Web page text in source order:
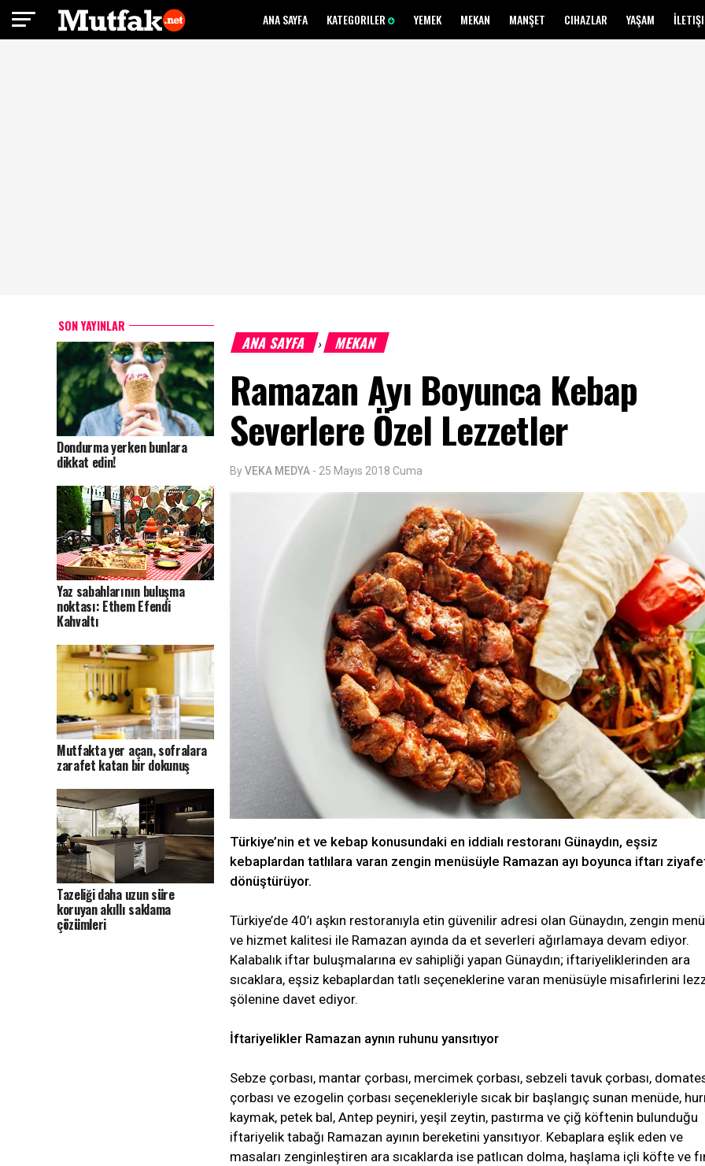
ANA SAYFA KATEGORILER YEMEK MEKAN MANŞET CIHAZLAR YAŞAM
SON YAYINLAR
Dondurma yerken bunlara
dikkat edin!
Yaz sabahlarının buluşma
noktası: Ethem Efendi
Kahvaltı
Mutfakta yer açan, sofralara
zarafet katan bir dokunuş
Tazeliği daha uzun süre
koruyan akıllı saklama
çözümleri
ANA SAYFA › MEKAN
Ramazan Ayı Boyunca Kebap
Severlere Özel Lezzetler
ByVEKA MEDYA - 25 Mayıs 2018 Cuma
Türkiye’nin et ve kebap konusundaki en iddialı restoranı Günaydın, eşsiz
kebaplardan tatlılara varan zengin menüsüyle Ramazan ayı boyunca iftarı
dönüştürüyor.
Türkiye’de 40’ı aşkın restoranıyla etin güvenilir adresi olan Günaydın, zengin
ve hizmet kalitesi ile Ramazan ayında da et severleri ağırlamaya devam ediyor.
Kalabalık iftar buluşmalarına ev sahipliği yapan Günaydın; iftariyeliklerinden ara
sıcaklara, eşsiz kebaplardan tatlı seçeneklerine varan menüsüyle misafirlerini
şölenine davet ediyor.
İftariyelikler Ramazan aynın ruhunu yansıtıyor
Sebze çorbası, mantar çorbası, mercimek çorbası, sebzeli tavuk çorbası,
çorbası ve ezogelin çorbası seçenekleriyle sıcak bir başlangıç sunan menüde,
kaymak, petek bal, Antep peyniri, yeşil zeytin, pastırma ve çiğ köftenin bulunduğu
iftariyelik tabağı Ramazan ayının bereketini yansıtıyor. Kebaplara eşlik eden ve
masaları zenginleştiren ara sıcaklarda ise patlıcan dolma, haşlama içli köfte ve